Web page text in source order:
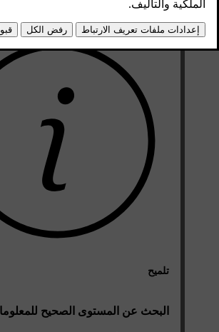
تلميح
البحث عن المستوى الصحيح